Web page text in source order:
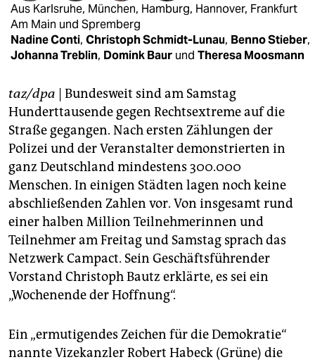
unterstützen
abo
epaper login
Aus Karlsruhe, München, Hamburg, Hannover, Frankfurt
Am Main und Spremberg
Nadine Conti, Christoph Schmidt-Lunau, Benno Stieber,
Johanna Treblin, Domink Baur und Theresa Moosmann
taz/dpa | Bundesweit sind am Samstag
Hunderttausende gegen Rechtsextreme auf die
Straße gegangen. Nach ersten Zählungen der
Polizei und der Veranstalter demonstrierten in
ganz Deutschland mindestens 300.000
Menschen. In einigen Städten lagen noch keine
abschließenden Zahlen vor. Von insgesamt rund
einer halben Million Teilnehmerinnen und
Teilnehmer am Freitag und Samstag sprach das
Netzwerk Campact. Sein Geschäftsführender
Vorstand Christoph Bautz erklärte, es sei ein
„Wochenende der Hoffnung“.
Ein „ermutigendes Zeichen für die Demokratie“
nannte Vizekanzler Robert Habeck (Grüne) die